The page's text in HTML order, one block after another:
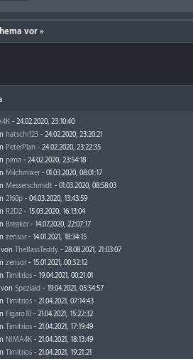
vor »
- 24.02.2020, 23:10:40
hatschi123 - 24.02.2020, 23:20:21
PeterPlan - 24.02.2020, 23:22:35
pima - 24.02.2020, 23:54:18
Milchmixer- 01.03.2020, 08:01:17
Messerschmidt - 01.03.2020, 08:58:03
2160p - 04.03.2020, 13:43:59
R2D2 - 15.03.2020, 16:13:04
Breaker- 14.07.2020, 22:07:17
zensor- 14.01.2021, 18:34:15
TheBassTeddy - 28.08.2021, 21:03:07
zensor- 15.01.2021, 00:32:12
Timitrios - 19.04.2021, 00:21:01
Speziald - 19.04.2021, 05:54:57
Timitrios - 21.04.2021, 07:14:43
Figaro10 - 21.04.2021, 15:22:32
Timitrios - 21.04.2021, 17:19:49
NIMA4K - 21.04.2021, 18:13:49
Timitrios - 21.04.2021, 19:21:21